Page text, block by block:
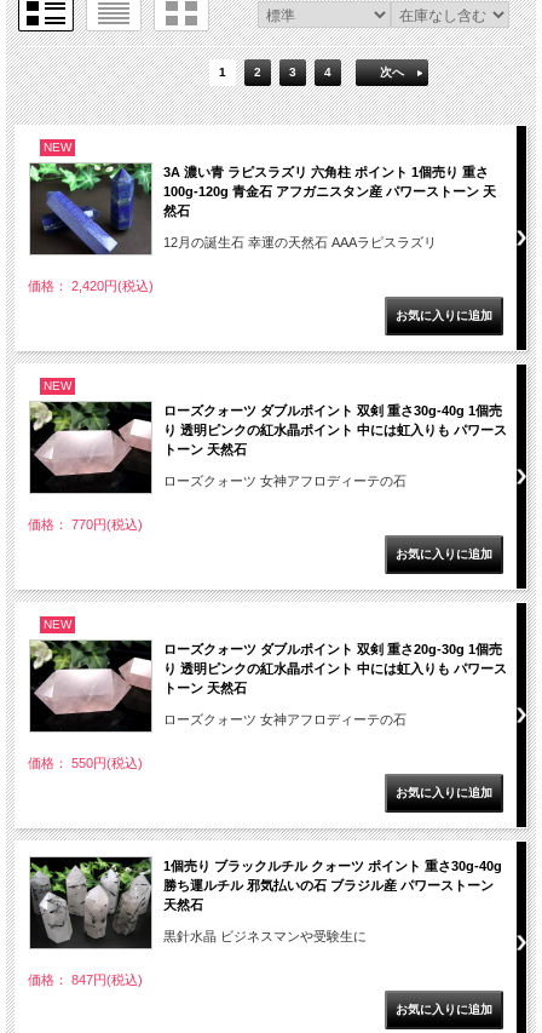
1 2 3 4 次へ
NEW
3A 濃い青 ラピスラズリ 六角柱 ポイント 1個売り 重さ
100g-120g 青金石 アフガニスタン産 パワーストーン 天
然石
12月の誕生石 幸運の天然石 AAAラピスラズリ
価格： 2,420円(税込)
NEW
ローズクォーツ ダブルポイント 双剣 重さ30g-40g 1個売
り 透明ピンクの紅水晶ポイント 中には虹入りも パワース
トーン 天然石
ローズクォーツ 女神アフロディーテの石
価格： 770円(税込)
NEW
ローズクォーツ ダブルポイント 双剣 重さ20g-30g 1個売
り 透明ピンクの紅水晶ポイント 中には虹入りも パワース
トーン 天然石
ローズクォーツ 女神アフロディーテの石
価格： 550円(税込)
1個売り ブラックルチル クォーツ ポイント 重さ30g-40g
勝ち運ルチル 邪気払いの石 ブラジル産 パワーストーン
天然石
黒針水晶 ビジネスマンや受験生に
価格： 847円(税込)